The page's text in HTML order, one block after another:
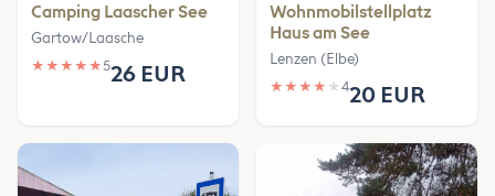
Camping Laascher See
Gartow/Laasche
★ ★ ★ ★ ★526 EUR
Wohnmobilstellplatz
Haus am See
Lenzen (Elbe)
★ ★ ★ ★ ★ 420 EUR